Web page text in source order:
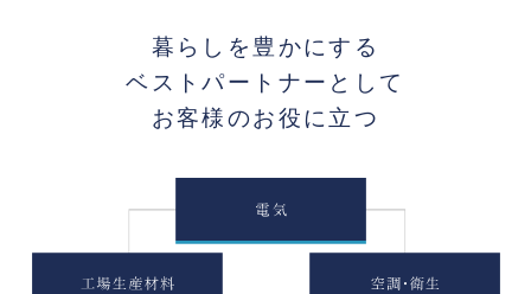
暮らしを豊かにする
ベストパートナーとして
お客様のお役に立つ